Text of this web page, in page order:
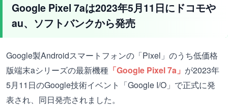
Google Pixel 7aは2023年5月11日にドコモや
au、ソフトバンクから発売
Google製Androidスマートフォンの「Pixel」のうち低価格
版端末aシリーズの最新機種 「Google Pixel 7a」 が2023年
5月11日のGoogle技術イベント「Google I/O」で正式に発
表され、同日発売されました。